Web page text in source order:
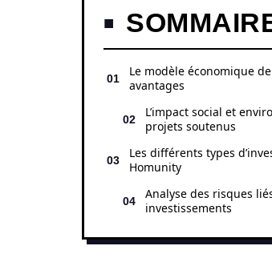
Le modèle économique
avantages
L’impact social et
projets soutenus
Les différents types
Homunity
Analyse des risques
investissements